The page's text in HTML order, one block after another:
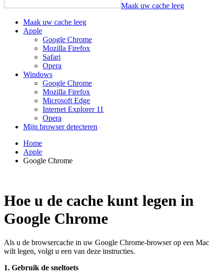
Maak uw cache leeg
Maak uw cache leeg
Apple
Google Chrome
Mozilla Firefox
Safari
Opera
Windows
Google Chrome
Mozilla Firefox
Microsoft Edge
Internet Explorer 11
Opera
Mijn browser detecteren
Home
Apple
Google Chrome
Hoe u de cache kunt legen in
Google Chrome
Als u de browsercache in uw Google Chrome-browser op een Mac
wilt legen, volgt u een van deze instructies.
1. Gebruik de sneltoets